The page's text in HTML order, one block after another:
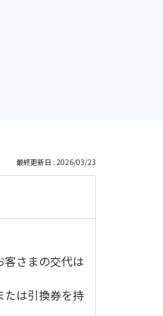
最終更新日 : 2026/03/23
さまの交代は
たは引換券を持